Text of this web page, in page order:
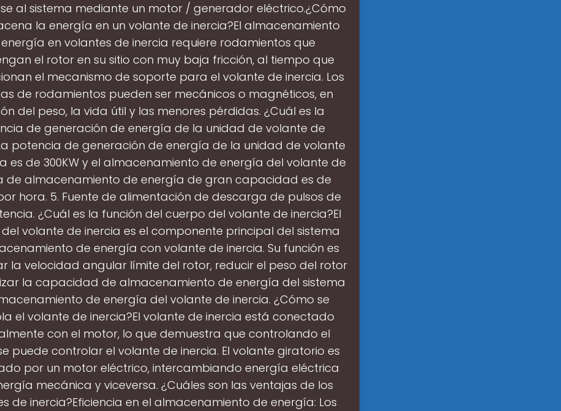
al sistema mediante un motor / generador eléctrico.¿Cómo
la energía en un volante de inercia?El almacenamiento
en volantes de inercia requiere rodamientos que
el rotor en su sitio con muy baja fricción, al tiempo que
el mecanismo de soporte para el volante de inercia. Los
de rodamientos pueden ser mecánicos o magnéticos, en
del peso, la vida útil y las menores pérdidas. ¿Cuál es la
de generación de energía de la unidad de volante de
potencia de generación de energía de la unidad de volante
es de 300KW y el almacenamiento de energía del volante de
de almacenamiento de energía de gran capacidad es de
hora. 5. Fuente de alimentación de descarga de pulsos de
¿Cuál es la función del cuerpo del volante de inercia?El
volante de inercia es el componente principal del sistema
de energía con volante de inercia. Su función es
la velocidad angular límite del rotor, reducir el peso del rotor
la capacidad de almacenamiento de energía del sistema
de energía del volante de inercia. ¿Cómo se
el volante de inercia?El volante de inercia está conectado
con el motor, lo que demuestra que controlando el
puede controlar el volante de inercia. El volante giratorio es
por un motor eléctrico, intercambiando energía eléctrica
mecánica y viceversa. ¿Cuáles son las ventajas de los
de inercia?Eficiencia en el almacenamiento de energía: Los